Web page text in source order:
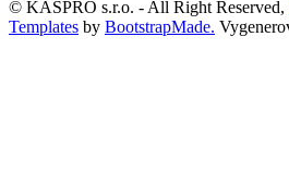
© KASPRO s.r.o. - All Right Reserved,
Templates by BootstrapMade.